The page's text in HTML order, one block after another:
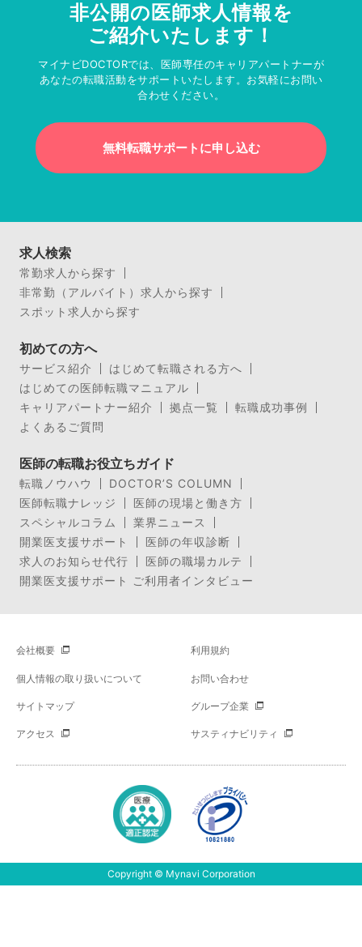
非公開の医師求人情報を
ご紹介いたします！
マイナビDOCTORでは、医師専任のキャリアパートナーが
あなたの転職活動をサポートいたします。お気軽にお問い
合わせください。
無料転職サポートに申し込む
求人検索
常勤求人から探す
非常勤（アルバイト）求人から探す
スポット求人から探す
初めての方へ
サービス紹介
はじめて転職される方へ
はじめての医師転職マニュアル
キャリアパートナー紹介
拠点一覧
転職成功事例
よくあるご質問
医師の転職お役立ちガイド
転職ノウハウ
DOCTOR’S COLUMN
医師転職ナレッジ
医師の現場と働き方
スペシャルコラム
業界ニュース
開業医支援サポート
医師の年収診断
求人のお知らせ代行
医師の職場カルテ
開業医支援サポート ご利用者インタビュー
会社概要 利用規約
個人情報の取り扱いについて お問い合わせ
サイトマップ グループ企業
アクセス サスティナビリティ
Copyright © Mynavi Corporation